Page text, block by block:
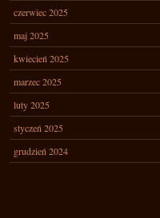
czerwiec 2025
maj 2025
kwiecień 2025
marzec 2025
luty 2025
styczeń 2025
grudzień 2024